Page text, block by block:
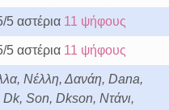
5 αστέρια 11 ψήφους
5 αστέρια 11 ψήφους
Νέλλη, Δανάη, Dana,
Son, Dkson, Ντάνι,